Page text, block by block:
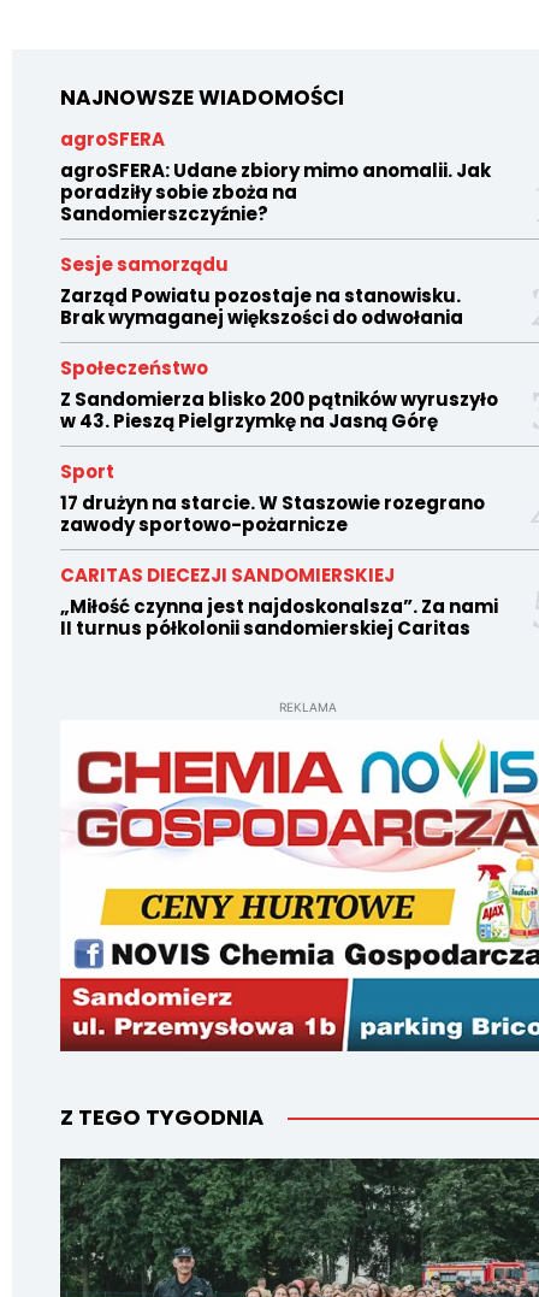
NAJNOWSZE WIADOMOŚCI
agroSFERA
agroSFERA: Udane zbiory mimo anomalii. Jak
poradziły sobie zboża na
Sandomierszczyźnie?
Sesje samorządu
Zarząd Powiatu pozostaje na stanowisku.
Brak wymaganej większości do odwołania
Społeczeństwo
Z Sandomierza blisko 200 pątników wyruszyło
w 43. Pieszą Pielgrzymkę na Jasną Górę
Sport
17 drużyn na starcie. W Staszowie rozegrano
zawody sportowo-pożarnicze
CARITAS DIECEZJI SANDOMIERSKIEJ
„Miłość czynna jest najdoskonalsza”. Za nami
II turnus półkolonii sandomierskiej Caritas
REKLAMA
Z TEGO TYGODNIA